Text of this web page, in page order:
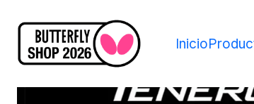
Inicio